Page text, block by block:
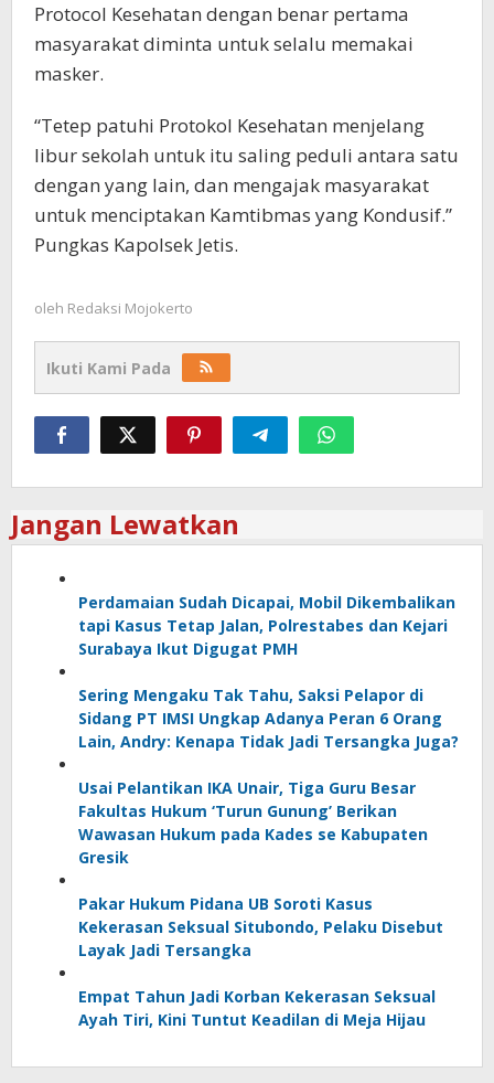
Protocol Kesehatan dengan benar pertama
masyarakat diminta untuk selalu memakai
masker.
“Tetep patuhi Protokol Kesehatan menjelang
libur sekolah untuk itu saling peduli antara satu
dengan yang lain, dan mengajak masyarakat
untuk menciptakan Kamtibmas yang Kondusif.”
Pungkas Kapolsek Jetis.
oleh Redaksi Mojokerto
Ikuti Kami Pada
Jangan Lewatkan
Perdamaian Sudah Dicapai, Mobil Dikembalikan
tapi Kasus Tetap Jalan, Polrestabes dan Kejari
Surabaya Ikut Digugat PMH
Sering Mengaku Tak Tahu, Saksi Pelapor di
Sidang PT IMSI Ungkap Adanya Peran 6 Orang
Lain, Andry: Kenapa Tidak Jadi Tersangka Juga?
Usai Pelantikan IKA Unair, Tiga Guru Besar
Fakultas Hukum ‘Turun Gunung’ Berikan
Wawasan Hukum pada Kades se Kabupaten
Gresik
Pakar Hukum Pidana UB Soroti Kasus
Kekerasan Seksual Situbondo, Pelaku Disebut
Layak Jadi Tersangka
Empat Tahun Jadi Korban Kekerasan Seksual
Ayah Tiri, Kini Tuntut Keadilan di Meja Hijau